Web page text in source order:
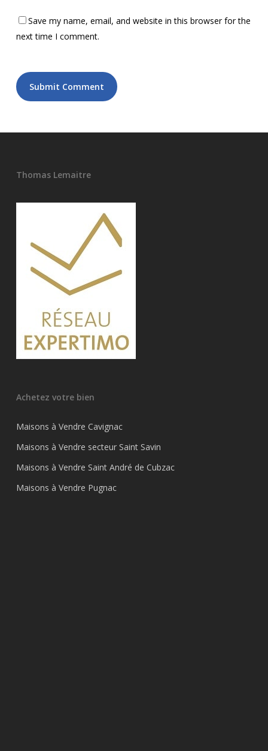
Save my name, email, and website in this browser for the
next time I comment.
Thomas Lemaitre
Achetez votre bien
Maisons à Vendre Cavignac
Maisons à Vendre secteur Saint Savin
Maisons à Vendre Saint André de Cubzac
Maisons à Vendre Pugnac